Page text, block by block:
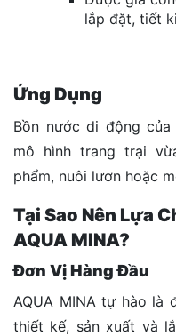
lắp đặt, tiết
Ứng Dụng
Bồn nước di động
mô hình trang trại
phẩm, nuôi lươn hoặc
Tại Sao Nên Lựa
AQUA MINA?
Đơn Vị Hàng Đầu
AQUA MINA tự hào là
thiết kế, sản xuất và